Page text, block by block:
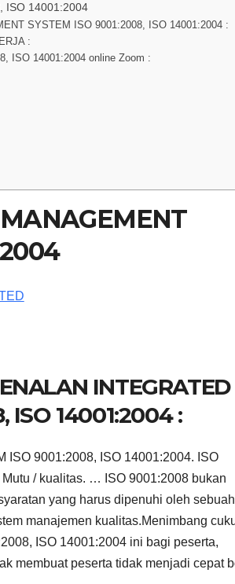
ISO 14001:2004
SYSTEM ISO 9001:2008, ISO 14001:2004 :
:
ISO 14001:2004 online Zoom :
INTEGRATED
ISO 14001:2004 :
ISO 9001:2008, ISO 14001:2004. ISO
/ kualitas. … ISO 9001:2008 bukan
yang harus dipenuhi oleh sebuah
manajemen kualitas.Menimbang
ISO 14001:2004 ini bagi peserta,
membuat peserta tidak menjadi cepat